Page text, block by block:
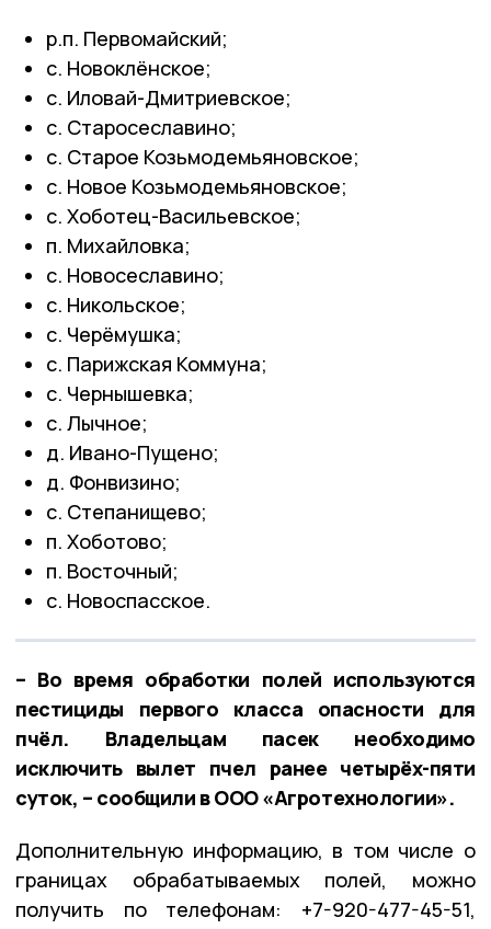
р.п. Первомайский;
с. Новоклёнское;
с. Иловай-Дмитриевское;
с. Старосеславино;
с. Старое Козьмодемьяновское;
с. Новое Козьмодемьяновское;
с. Хоботец-Васильевское;
п. Михайловка;
с. Новосеславино;
с. Никольское;
с. Черёмушка;
с. Парижская Коммуна;
с. Чернышевка;
с. Лычное;
д. Ивано-Пущено;
д. Фонвизино;
с. Степанищево;
п. Хоботово;
п. Восточный;
с. Новоспасское.
– Во время обработки полей используются
пестициды первого класса опасности для
пчёл. Владельцам пасек необходимо
исключить вылет пчел ранее четырёх-пяти
суток, – сообщили в ООО «Агротехнологии».
Дополнительную информацию, в том числе о
границах обрабатываемых полей, можно
получить по телефонам: +7-920-477-45-51,